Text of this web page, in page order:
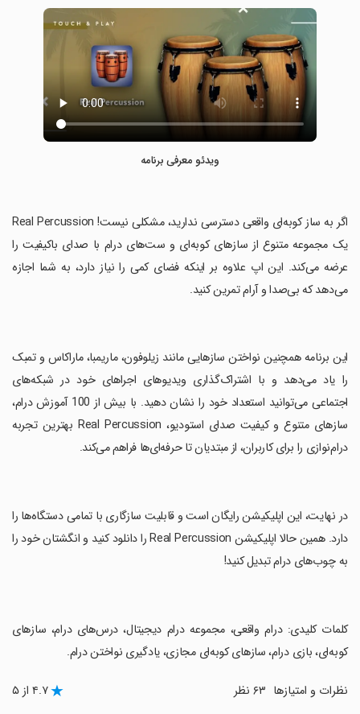
ویدئو معرفی برنامه
‏اگر به ساز کوبه‌ای واقعی دسترسی ندارید، مشکلی نیست! Real Percussion
یک مجموعه متنوع از سازهای کوبه‌ای و ست‌های درام با صدای باکیفیت را
عرضه می‌کند. این اپ علاوه بر اینکه فضای کمی را نیاز دارد، به شما اجازه
می‌دهد که بی‌صدا و آرام تمرین کنید.
‏این برنامه همچنین نواختن سازهایی مانند زیلوفون، ماریمبا، ماراکاس و تمبک
را یاد می‌دهد و با اشتراک‌گذاری ویدیوهای اجراهای خود در شبکه‌های
اجتماعی می‌توانید استعداد خود را نشان دهید. با بیش از 100 آموزش درام،
سازهای متنوع و کیفیت صدای استودیو، Real Percussion بهترین تجربه
درام‌نوازی را برای کاربران، از مبتدیان تا حرفه‌ای‌ها فراهم می‌کند.
‏در نهایت، این اپلیکیشن رایگان است و قابلیت سازگاری با تمامی دستگاه‌ها را
دارد. همین حالا اپلیکیشن Real Percussion را دانلود کنید و انگشتان خود را
به چوب‌های درام تبدیل کنید!
‏کلمات کلیدی: درام واقعی، مجموعه درام دیجیتال، درس‌های درام، سازهای
کوبه‌ای، بازی درام، سازهای کوبه‌ای مجازی، یادگیری نواختن درام.
نظرات و امتیازها ۴.۷ از ۵